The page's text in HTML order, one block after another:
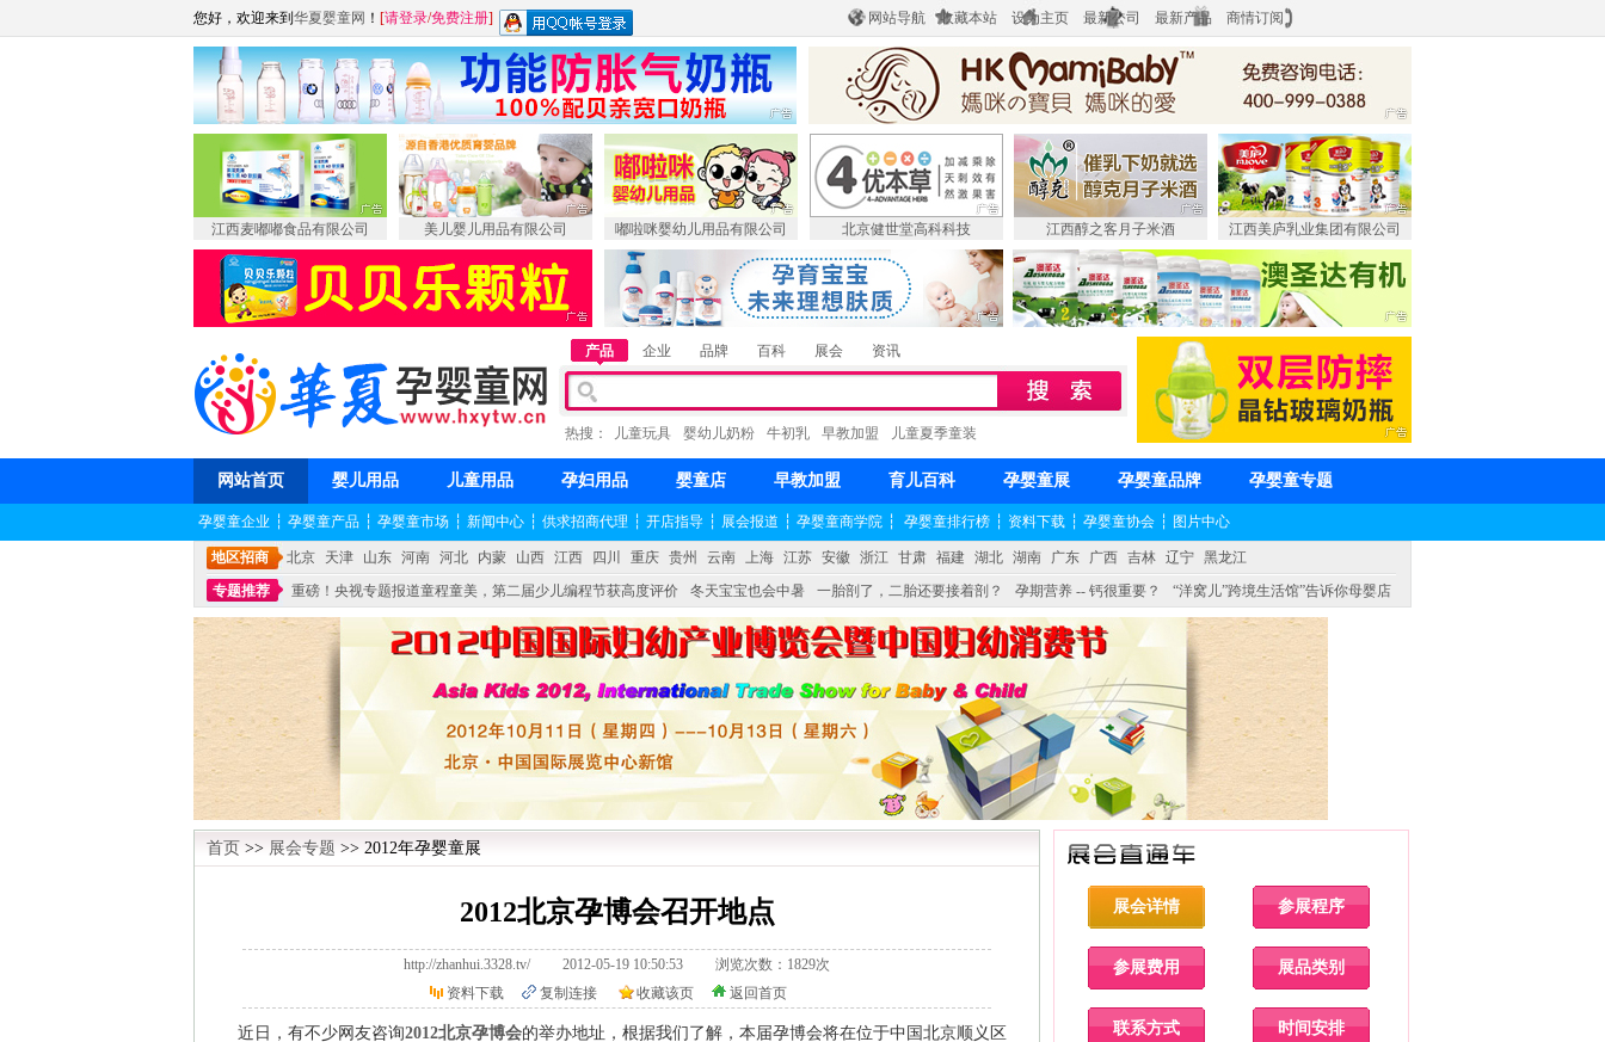
网站导航 收藏本站 设为主页 最新公司 最新产品 商情订阅
您好，欢迎来到 华夏婴童网 ！ [请登录/免费注册]
江西麦嘟嘟食品有限公司 美儿婴儿用品有限公司 嘟啦咪婴幼儿用品有限公司 北京健世堂高科科技 江西醇之客月子米酒 江西美庐乳业集团有限公司
产品 企业 品牌 百科 展会 资讯
热搜： 儿童玩具 婴幼儿奶粉 牛初乳 早教加盟 儿童夏季童装
网站首页 婴儿用品 儿童用品 孕妇用品 婴童店 早教加盟 育儿百科 孕婴童展 孕婴童品牌 孕婴童专题
孕婴童企业 ┆ 孕婴童产品 ┆ 孕婴童市场 ┆ 新闻中心 ┆ 供求招商代理 ┆ 开店指导 ┆ 展会报道 ┆ 孕婴童商学院 ┆ 孕婴童排行榜 ┆ 资料下载 ┆ 孕婴童协会 ┆ 图片中心
地区招商 北京 天津 山东 河南 河北 内蒙 山西 江西 四川 重庆 贵州 云南 上海 江苏 安徽 浙江 甘肃 福建 湖北 湖南 广东 广西 吉林 辽宁 黑龙江
专题推荐
重磅！央视专题报道童程童美，第二届少儿编程节获高度评价 冬天宝宝也会中暑 一胎剖了，二胎还要接着剖？ 孕期营养 -- 钙很重要？
“洋窝儿”跨境生活馆”告诉你母婴店
不能再单纯地销售产品,而要向增强服务转型,毕竟母婴产品比较特殊。”
妇幼广场 免租了！
首页 >> 展会专题 >> 2012年孕婴童展
2012北京孕博会召开地点
http://zhanhui.3328.tv/ 2012-05-19 10:50:53 浏览次数：1829次
资料下载
复制连接 收藏该页 返回首页
近日，有不少网友咨询2012北京孕博会的举办地址，根据我们了解，本届孕博会将在位于中国北京顺义区
展会详情 参展程序
参展费用 展品类别
联系方式 时间安排